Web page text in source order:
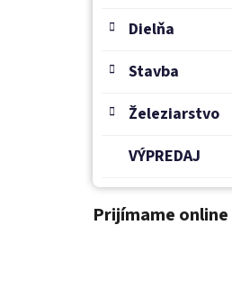
Dielňa
Stavba
Železiarstvo
VÝPREDAJ
Prijímame